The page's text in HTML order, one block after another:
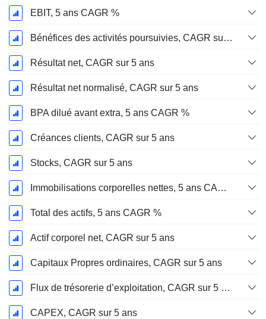
EBIT, 5 ans CAGR %
Bénéfices des activités poursuivies, CAGR sur 5 ans
Résultat net, CAGR sur 5 ans
Résultat net normalisé, CAGR sur 5 ans
BPA dilué avant extra, 5 ans CAGR %
Créances clients, CAGR sur 5 ans
Stocks, CAGR sur 5 ans
Immobilisations corporelles nettes, 5 ans CAGR %
Total des actifs, 5 ans CAGR %
Actif corporel net, CAGR sur 5 ans
Capitaux Propres ordinaires, CAGR sur 5 ans
Flux de trésorerie d’exploitation, CAGR sur 5 ans
CAPEX, CAGR sur 5 ans